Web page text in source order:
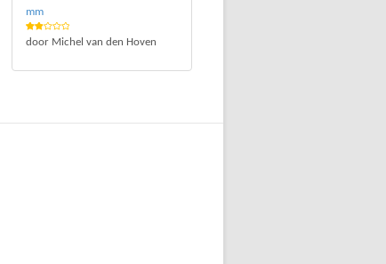
mm
Waar
door Michel van den Hoven